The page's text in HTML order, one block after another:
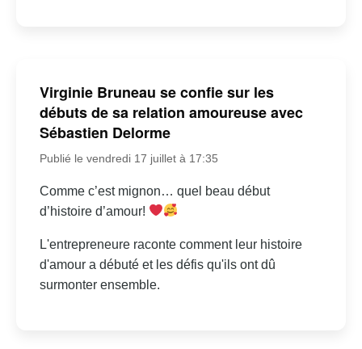
Virginie Bruneau se confie sur les
débuts de sa relation amoureuse avec
Sébastien Delorme
Publié le vendredi 17 juillet à 17:35
Comme c’est mignon… quel beau début
d’histoire d’amour!
L'entrepreneure raconte comment leur histoire
d'amour a débuté et les défis qu'ils ont dû
surmonter ensemble.